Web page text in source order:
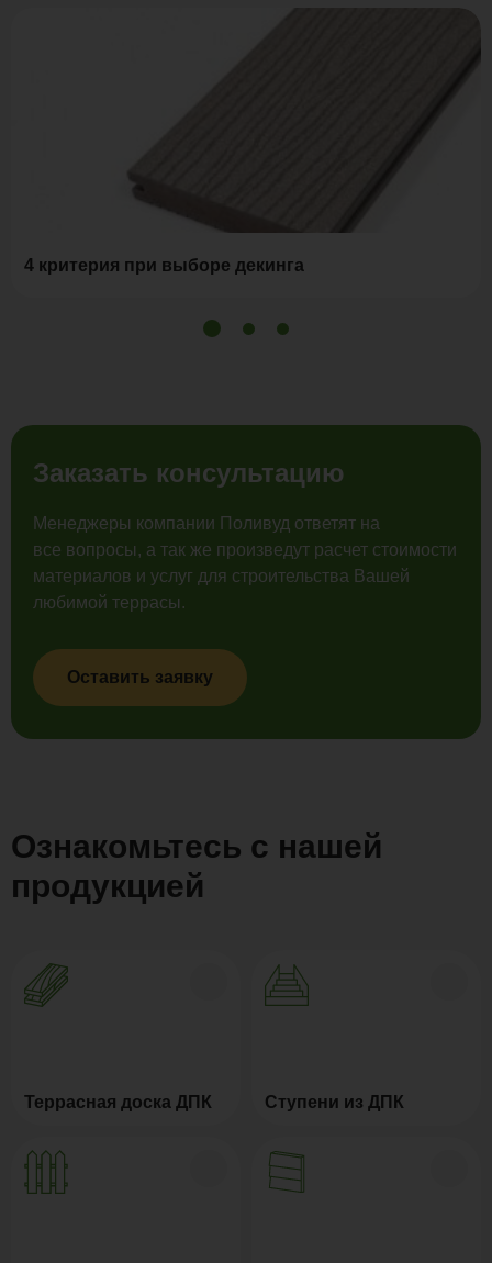
4 критерия при выборе декинга
Заказать консультацию
Менеджеры компании Поливуд ответят на
все вопросы, а так же произведут расчет стоимости
материалов и услуг для строительства Вашей
любимой террасы.
Оставить заявку
Ознакомьтесь с нашей
продукцией
Террасная доска ДПК Ступени из ДПК